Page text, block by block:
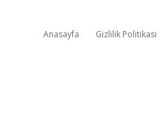
Anasayfa Gizlilik Politikası